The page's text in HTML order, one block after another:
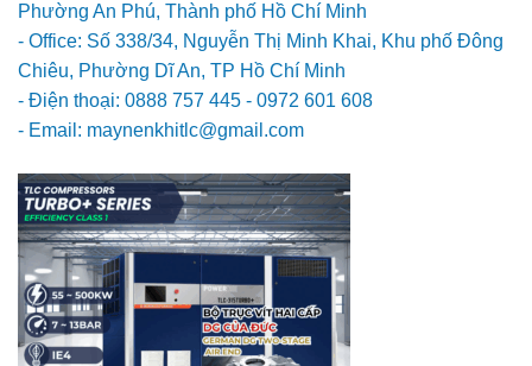
Phường An Phú, Thành phố Hồ Chí Minh
- Office: Số 338/34, Nguyễn Thị Minh Khai, Khu phố Đông
Chiêu, Phường Dĩ An, TP Hồ Chí Minh
- Điện thoại: 0888 757 445 - 0972 601 608
- Email: maynenkhitlc@gmail.com